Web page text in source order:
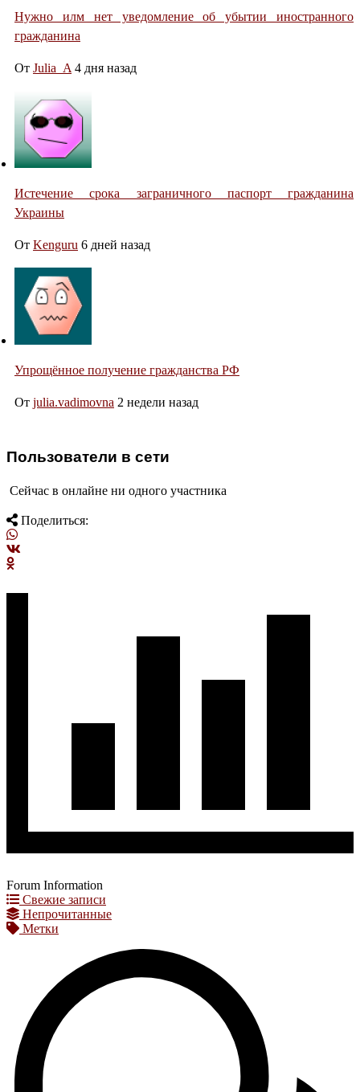
Нужно илм нет уведомление об убытии иностранного
гражданина
От Julia_A 4 дня назад
Истечение срока заграничного паспорт гражданина
Украины
От Kenguru 6 дней назад
Упрощённое получение гражданства РФ
От julia.vadimovna 2 недели назад
Пользователи в сети
Сейчас в онлайне ни одного участника
Поделиться:
Forum Information
Свежие записи
Непрочитанные
Метки